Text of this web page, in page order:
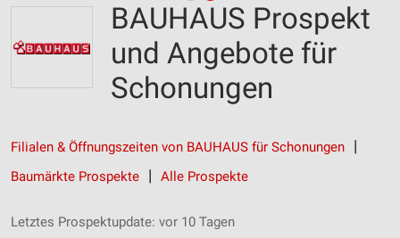
BAUHAUS Prospekt
und Angebote für
Schonungen
Filialen & Öffnungszeiten von BAUHAUS für Schonungen
Baumärkte Prospekte
Alle Prospekte
Letztes Prospektupdate: vor 10 Tagen